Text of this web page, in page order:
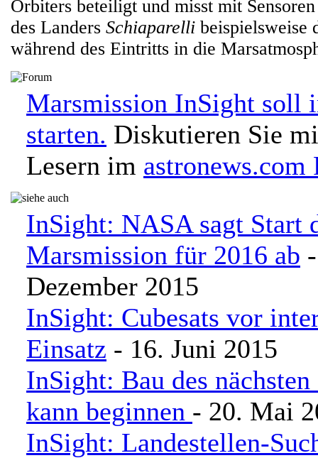
Orbiters beteiligt und misst mit
des Landers Schiaparelli beispielsweise
während des Eintritts in die
Marsmission InSight soll
starten. Diskutieren Sie
Lesern im astronews.com
InSight: NASA sagt Start
Marsmission für 2016 ab
Dezember 2015
InSight: Cubesats vor
Einsatz - 16. Juni 2015
InSight: Bau des
kann beginnen - 20. Mai
InSight: Landestellen-